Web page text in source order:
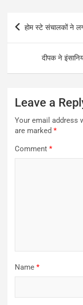
Post
होम स्टे संचालकों ने
दीपक ने
Leave a
Your email address
are marked *
Comment *
Name *